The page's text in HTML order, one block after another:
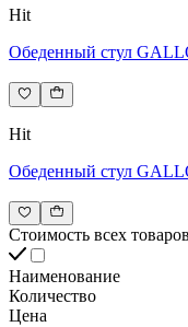
Hit
Обеденный стул
Hit
Обеденный стул
Стоимость всех
Наименование
Количество
Цена